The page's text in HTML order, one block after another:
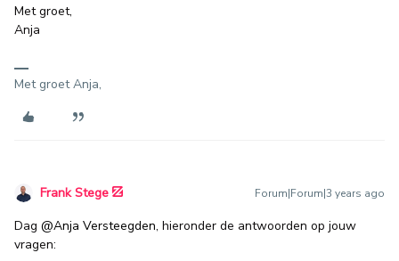
Met groet,
Anja
Met groet Anja,
Frank Stege Forum|Forum|3 years ago
Dag @Anja Versteegden, hieronder de antwoorden op jouw
vragen: